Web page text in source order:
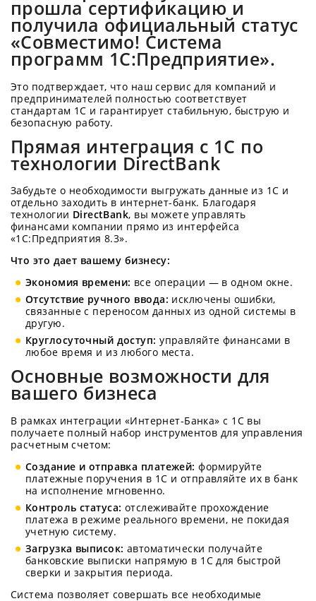
прошла сертификацию и
получила официальный статус
«Совместимо! Система
программ 1С:Предприятие».
Это подтверждает, что наш сервис для компаний и
предпринимателей полностью соответствует
стандартам 1С и гарантирует стабильную, быструю и
безопасную работу.
Прямая интеграция с 1С по
технологии DirectBank
Забудьте о необходимости выгружать данные из 1С и
отдельно заходить в интернет-банк. Благодаря
технологии DirectBank, вы можете управлять
финансами компании прямо из интерфейса
«1С:Предприятия 8.3».
Что это дает вашему бизнесу:
Экономия времени: все операции — в одном окне.
Отсутствие ручного ввода: исключены ошибки,
связанные с переносом данных из одной системы в
другую.
Круглосуточный доступ: управляйте финансами в
любое время и из любого места.
Основные возможности для
вашего бизнеса
В рамках интеграции «Интернет-Банка» с 1С вы
получаете полный набор инструментов для управления
расчетным счетом:
Создание и отправка платежей: формируйте
платежные поручения в 1С и отправляйте их в банк
на исполнение мгновенно.
Контроль статуса: отслеживайте прохождение
платежа в режиме реального времени, не покидая
учетную систему.
Загрузка выписок: автоматически получайте
банковские выписки напрямую в 1С для быстрой
сверки и закрытия периода.
Система позволяет совершать все необходимые